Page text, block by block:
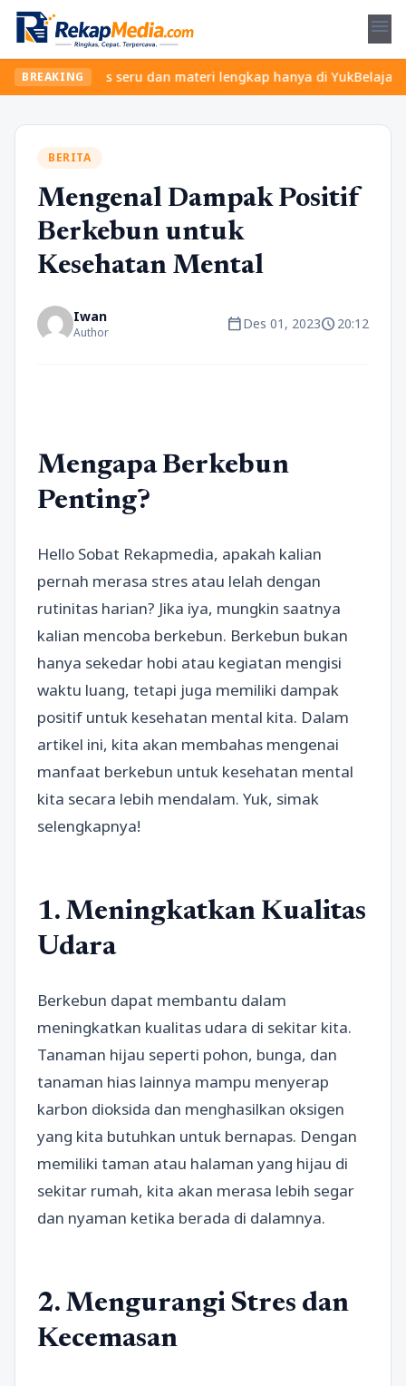
menu
BREAKING
kelas seru dan materi lengkap hanya di YukBelajar.com.
BERITA
Mengenal Dampak Positif
Berkebun untuk
Kesehatan Mental
Iwan
Author calendar_todayDes 01, 2023schedule20:12
Mengapa Berkebun
Penting?
Hello Sobat Rekapmedia, apakah kalian
pernah merasa stres atau lelah dengan
rutinitas harian? Jika iya, mungkin saatnya
kalian mencoba berkebun. Berkebun bukan
hanya sekedar hobi atau kegiatan mengisi
waktu luang, tetapi juga memiliki dampak
positif untuk kesehatan mental kita. Dalam
artikel ini, kita akan membahas mengenai
manfaat berkebun untuk kesehatan mental
kita secara lebih mendalam. Yuk, simak
selengkapnya!
1. Meningkatkan Kualitas
Udara
Berkebun dapat membantu dalam
meningkatkan kualitas udara di sekitar kita.
Tanaman hijau seperti pohon, bunga, dan
tanaman hias lainnya mampu menyerap
karbon dioksida dan menghasilkan oksigen
yang kita butuhkan untuk bernapas. Dengan
memiliki taman atau halaman yang hijau di
sekitar rumah, kita akan merasa lebih segar
dan nyaman ketika berada di dalamnya.
2. Mengurangi Stres dan
Kecemasan